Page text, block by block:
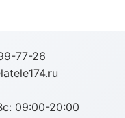
77-26
09:00-20:00